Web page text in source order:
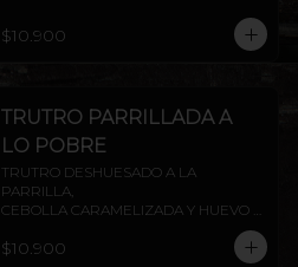
$10.900
TRUTRO PARRILLADA A
LO POBRE
TRUTRO DESHUESADO A LA
PARRILLA,
CEBOLLA CARAMELIZADA Y HUEVO
$10.900